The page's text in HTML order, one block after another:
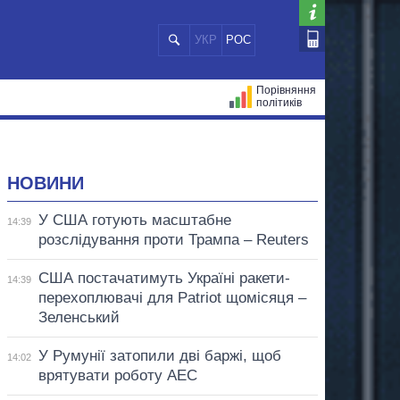
УКР РОС
Порівняння
політиків
НОВИНИ
14:39
У США готують масштабне
розслідування проти Трампа – Reuters
14:39
США постачатимуть Україні ракети-
перехоплювачі для Patriot щомісяця –
Зеленський
14:02
У Румунії затопили дві баржі, щоб
врятувати роботу АЕС